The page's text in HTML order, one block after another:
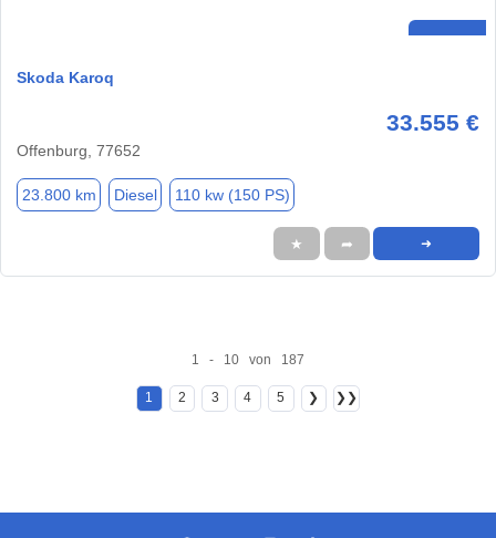
Skoda Karoq
33.555 €
Offenburg, 77652
23.800 km Diesel 110 kw (150 PS)
★ ➦ ➜
1 - 10 von 187
1 2 3 4 5 ❯ ❯❯